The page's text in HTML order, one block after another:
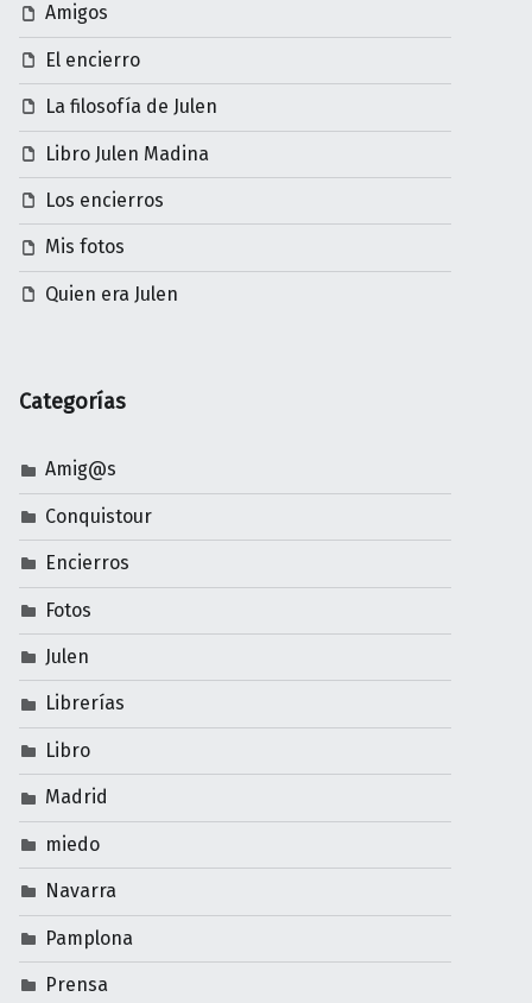
Amigos
El encierro
La filosofía de Julen
Libro Julen Madina
Los encierros
Mis fotos
Quien era Julen
Categorías
Amig@s
Conquistour
Encierros
Fotos
Julen
Librerías
Libro
Madrid
miedo
Navarra
Pamplona
Prensa